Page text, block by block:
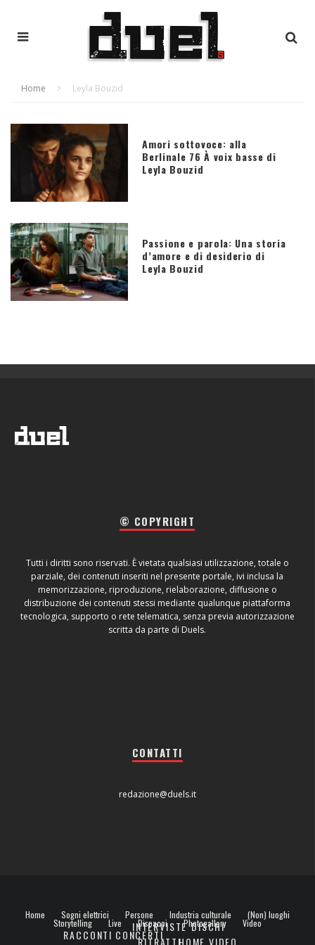
Home Leyla Bouzid
Amori sottovoce: alla
Berlinale 76 À voix basse di
Leyla Bouzid
Passione e parola: Una storia
d’amore e di desiderio di
Leyla Bouzid
© COPYRIGHT
Tutti i diritti sono riservati. È vietata qualsiasi utilizzazione, totale o
parziale, dei contenuti inseriti nel presente portale, ivi inclusa la
memorizzazione, riproduzione, rielaborazione, diffusione o
distribuzione dei contenuti stessi mediante qualunque piattaforma
tecnologica, supporto o rete telematica, senza previa autorizzazione
scritta da parte di Duels.
CONTATTI
redazione@duels.it
Home Sogni elettrici Persone
INTERVISTE
Industria culturale
DISCHI
(Non) luoghi
Storytelling
RACCONTI
Live
CONCERTI
Dispacci Photogallery Video